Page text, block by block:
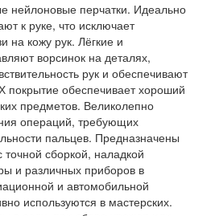
нейлоновые перчатки. Идеально
к руке, что исключает
на кожу рук. Лёгкие и
ворсинок на деталях,
рук и обеспечивают
покрытие обеспечивает хороший
предметов. Великолепно
операций, требующих
пальцев. Предназначены
сборкой, наладкой
и различных приборов в
и автомобильной
используются в мастерских.